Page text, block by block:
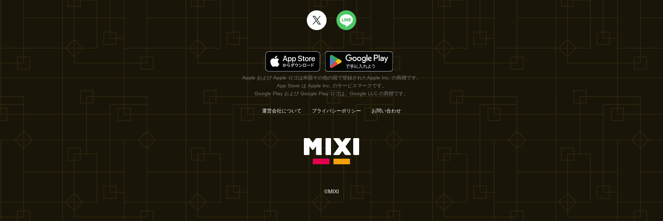
Apple および Apple ロゴは米国その他の国で登録されたApple Inc. の商標です。
App Store は Apple Inc. のサービスマークです。
Google Play および Google Play ロゴは、Google LLC の商標です。
運営会社について プライバシーポリシー お問い合わせ
©MIXI